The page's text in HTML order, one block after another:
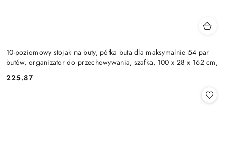
10-poziomowy stojak na buty, półka buta dla maksymalnie 54 par
butów, organizator do przechowywania, szafka, 100 x 28 x 162 cm,
Cena:
225.87